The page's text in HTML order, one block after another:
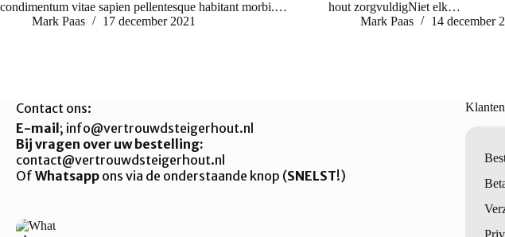
condimentum vitae sapien pellentesque habitant morbi.…
Mark Paas
17 december 2021
hout zorgvuldigNiet elk…
Mark Paas
14 december
Contact ons:
E-mail ; info@vertrouwdsteigerhout.nl
Bij vragen over uw bestelling:
contact@vertrouwdsteigerhout.nl
Of Whatsapp ons via de onderstaande knop (SNELST!)